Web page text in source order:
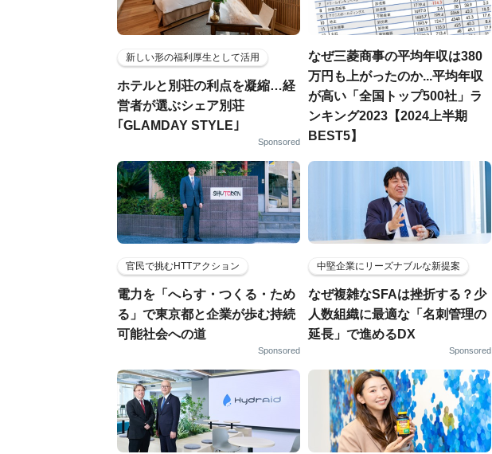
新しい形の福利厚生として活用
ホテルと別荘の利点を凝縮…経
営者が選ぶシェア別荘
｢GLAMDAY STYLE｣
Sponsored
なぜ三菱商事の平均年収は380
万円も上がったのか...平均年収
が高い「全国トップ500社」ラ
ンキング2023【2024上半期
BEST5】
官民で挑むHTTアクション
電力を「へらす・つくる・ため
る」で東京都と企業が歩む持続
可能社会への道
Sponsored
中堅企業にリーズナブルな新提案
なぜ複雑なSFAは挫折する？少
人数組織に最適な「名刺管理の
延長」で進めるDX
Sponsored